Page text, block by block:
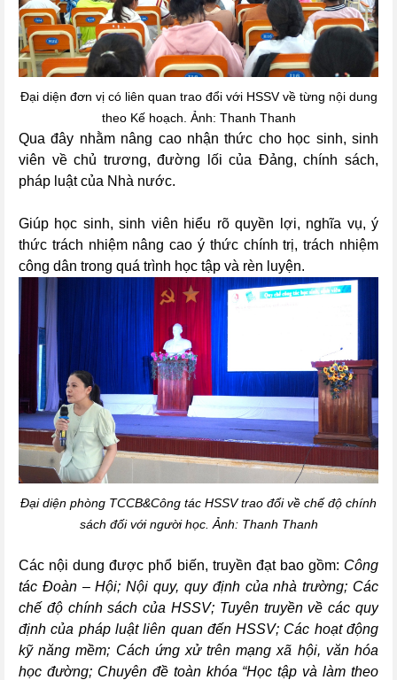
Đại diện đơn vị có liên quan trao đổi với HSSV về từng nội dung
theo Kế hoạch. Ảnh: Thanh Thanh
Qua đây nhằmnâng cao nhận thức cho học sinh, sinh
viên về chủ trương, đường
lối của Đảng, chính sách,
pháp luật của Nhà nước.
Giúp học sinh, sinh viên hiểu rõ quyền lợi, nghĩa vụ, ý
thức trách nhiệm nâng cao ý thức chính trị, trách nhiệm
công dân trong quá trình học tập và rèn luyện.
Đại diện phòng TCCB&Công tác HSSV trao đổi về chế độ chính
sách đối với người học. Ảnh: Thanh Thanh
Các nội dung được phổ biến, truyền đạt bao gồm: Công
tác Đoàn – Hội;Nội quy, quy định của nhà trường; Các
chế độ chính sách của HSSV; Tuyên truyền về các quy
định của pháp luật liên quan đến HSSV; Các hoạt động
kỹ năng mềm; Cách ứng xử trên mạng xã hội, văn hóa
học đường; Chuyên đề toàn khóa “Học tập và làm theo